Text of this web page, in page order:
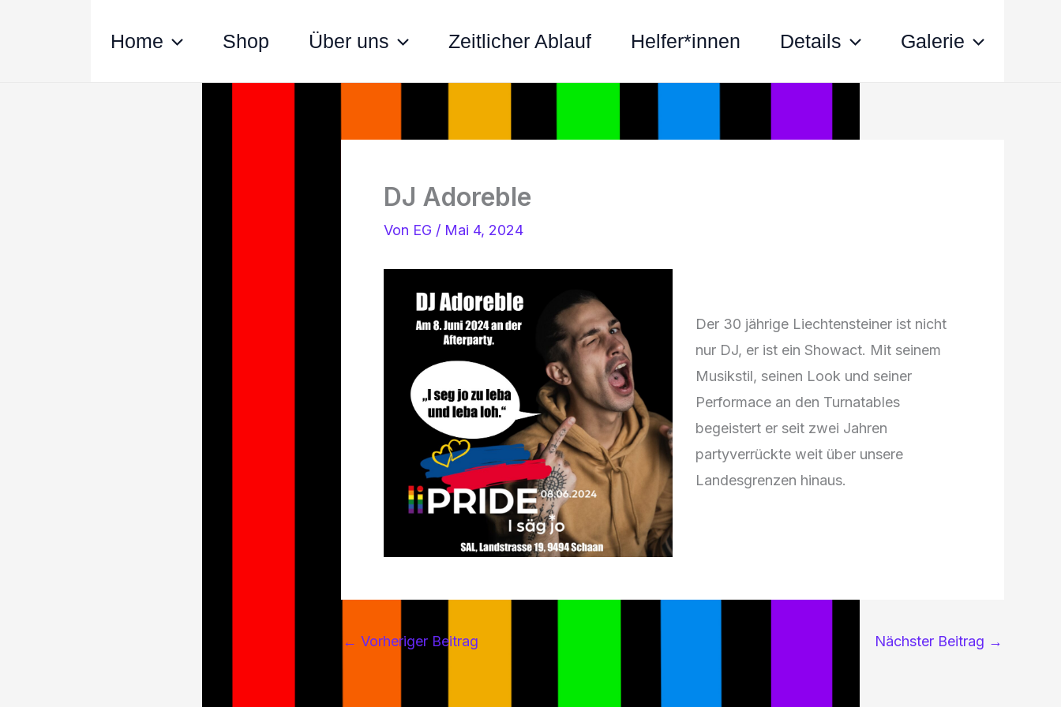
Home Shop Über uns Zeitlicher Ablauf Helfer*innen Details Galerie
DJ Adoreble
Von EG / Mai 4, 2024
Der 30 jährige Liechtensteiner ist nicht
nur DJ, er ist ein Showact. Mit seinem
Musikstil, seinen Look und seiner
Performace an den Turnatables
begeistert er seit zwei Jahren
partyverrückte weit über unsere
Landesgrenzen hinaus.
← Vorheriger Beitrag Nächster Beitrag →